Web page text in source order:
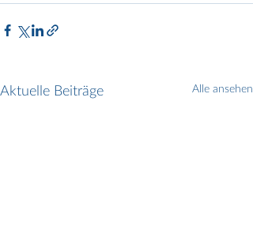
Aktuelle Beiträge Alle ansehen